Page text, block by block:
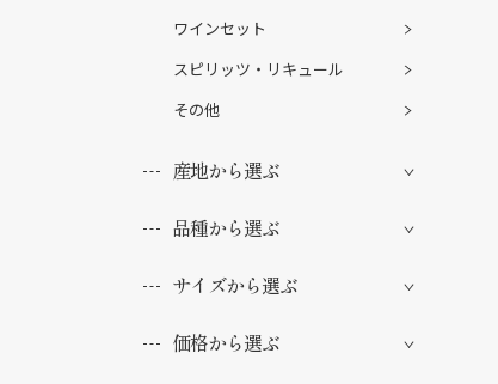
ワインセット
スピリッツ・リキュール
その他
産地から選ぶ
品種から選ぶ
サイズから選ぶ
価格から選ぶ